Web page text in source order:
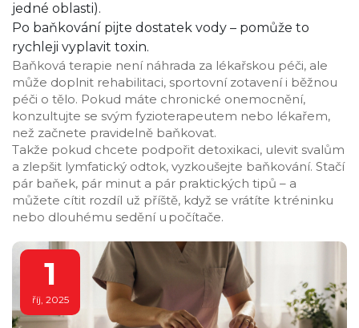
jedné oblasti).
Po baňkování pijte dostatek vody – pomůže to
rychleji vyplavit toxin.
Baňková terapie není náhrada za lékařskou péči, ale
může doplnit rehabilitaci, sportovní zotavení i běžnou
péči o tělo. Pokud máte chronické onemocnění,
konzultujte se svým fyzioterapeutem nebo lékařem,
než začnete pravidelně baňkovat.
Takže pokud chcete podpořit detoxikaci, ulevit svalům
a zlepšit lymfatický odtok, vyzkoušejte baňkování. Stačí
pár baňek, pár minut a pár praktických tipů – a
můžete cítit rozdíl už příště, když se vrátíte k tréninku
nebo dlouhému sedění u počítače.
1
říj, 2025